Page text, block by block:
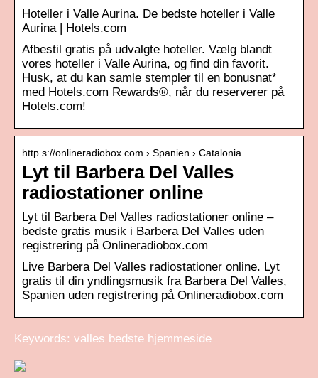
Hoteller i Valle Aurina. De bedste hoteller i Valle
Aurina | Hotels.com
Afbestil gratis på udvalgte hoteller. Vælg blandt
vores hoteller i Valle Aurina, og find din favorit.
Husk, at du kan samle stempler til en bonusnat*
med Hotels.com Rewards®, når du reserverer på
Hotels.com!
http s://onlineradiobox.com › Spanien › Catalonia
Lyt til Barbera Del Valles
radiostationer online
Lyt til Barbera Del Valles radiostationer online –
bedste gratis musik i Barbera Del Valles uden
registrering på Onlineradiobox.com
Live Barbera Del Valles radiostationer online. Lyt
gratis til din yndlingsmusik fra Barbera Del Valles,
Spanien uden registrering på Onlineradiobox.com
Keywords: valles bedste hjemmeside